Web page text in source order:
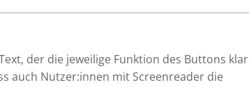
der die jeweilige Funktion des Buttons klar
auch Nutzer:innen mit Screenreader die